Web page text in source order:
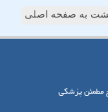
به صفحه اصلی
مطمئن پزشکی